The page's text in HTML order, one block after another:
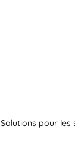
Solutions pour les